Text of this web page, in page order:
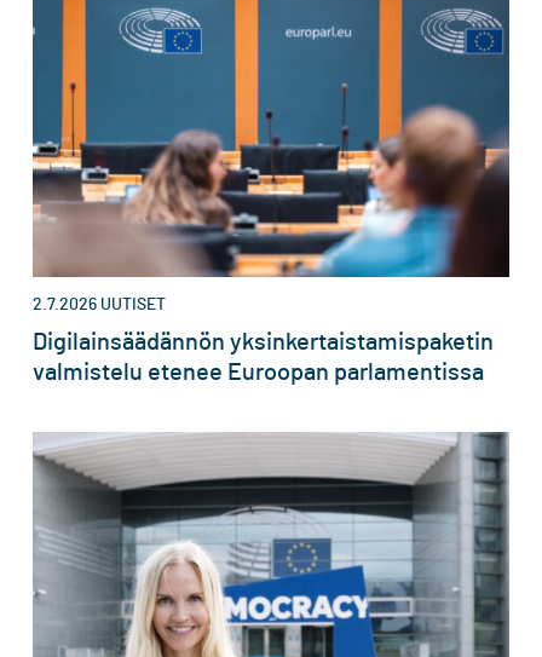
2.7.2026 UUTISET
Digilainsäädännön yksinkertaistamispaketin
valmistelu etenee Euroopan parlamentissa